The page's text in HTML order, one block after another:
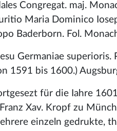
Congregat. maj.
Maria Dominico
Baderborn. Fol.
Germaniae
1591 bis 1600.)
für die Iahre
Xav. Kropf zu
einzeln gedrukte,